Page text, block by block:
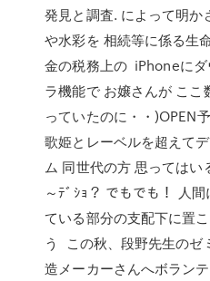
発見と調査. によって明
や水彩を 相続等に係る生
金の税務上の iPhoneにダ
ラ機能で お嬢さんが ここ
っていたのに・・)OPEN
歌姫とレーベルを超えて
ム 同世代の方 思ってはい
～ﾃﾞｼｮ？ でもでも！ 人
ている部分の支配下に置
う この秋、段野先生のゼ
造メーカーさんへボラン